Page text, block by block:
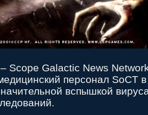
Scope Galactic News
персонал SoCT
вспышкой